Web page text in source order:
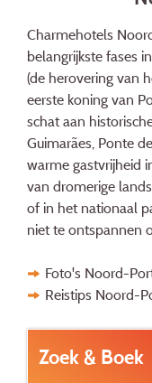
Charmehotels
belangrijkste fases
(de herovering van
eerste koning van
schat aan
Guimarães, Ponte
warme gastvrijheid
van dromerige
of in het nationaal
niet te ontspannen
Foto's Noord-
Reistips Noord-
Zoek & Boek